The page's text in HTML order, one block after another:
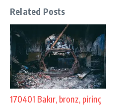
Related Posts
170401 Bakır, bronz, pirinç